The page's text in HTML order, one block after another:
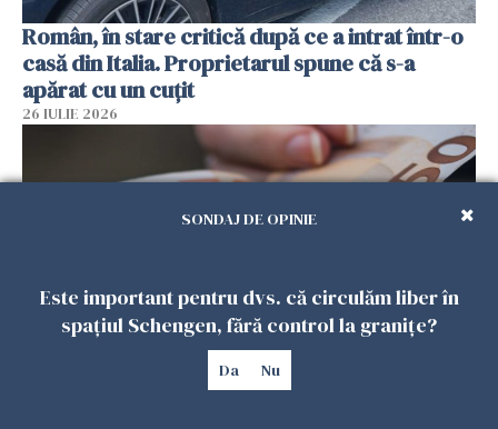
Român, în stare critică după ce a intrat într-o
casă din Italia. Proprietarul spune că s-a
apărat cu un cuțit
26 IULIE 2026
Menajere și îngrijitori, în vizorul Fiscului din
SONDAJ DE OPINIE
Este important pentru dvs. că circulăm liber în
spațiul Schengen, fără control la granițe?
Da Nu